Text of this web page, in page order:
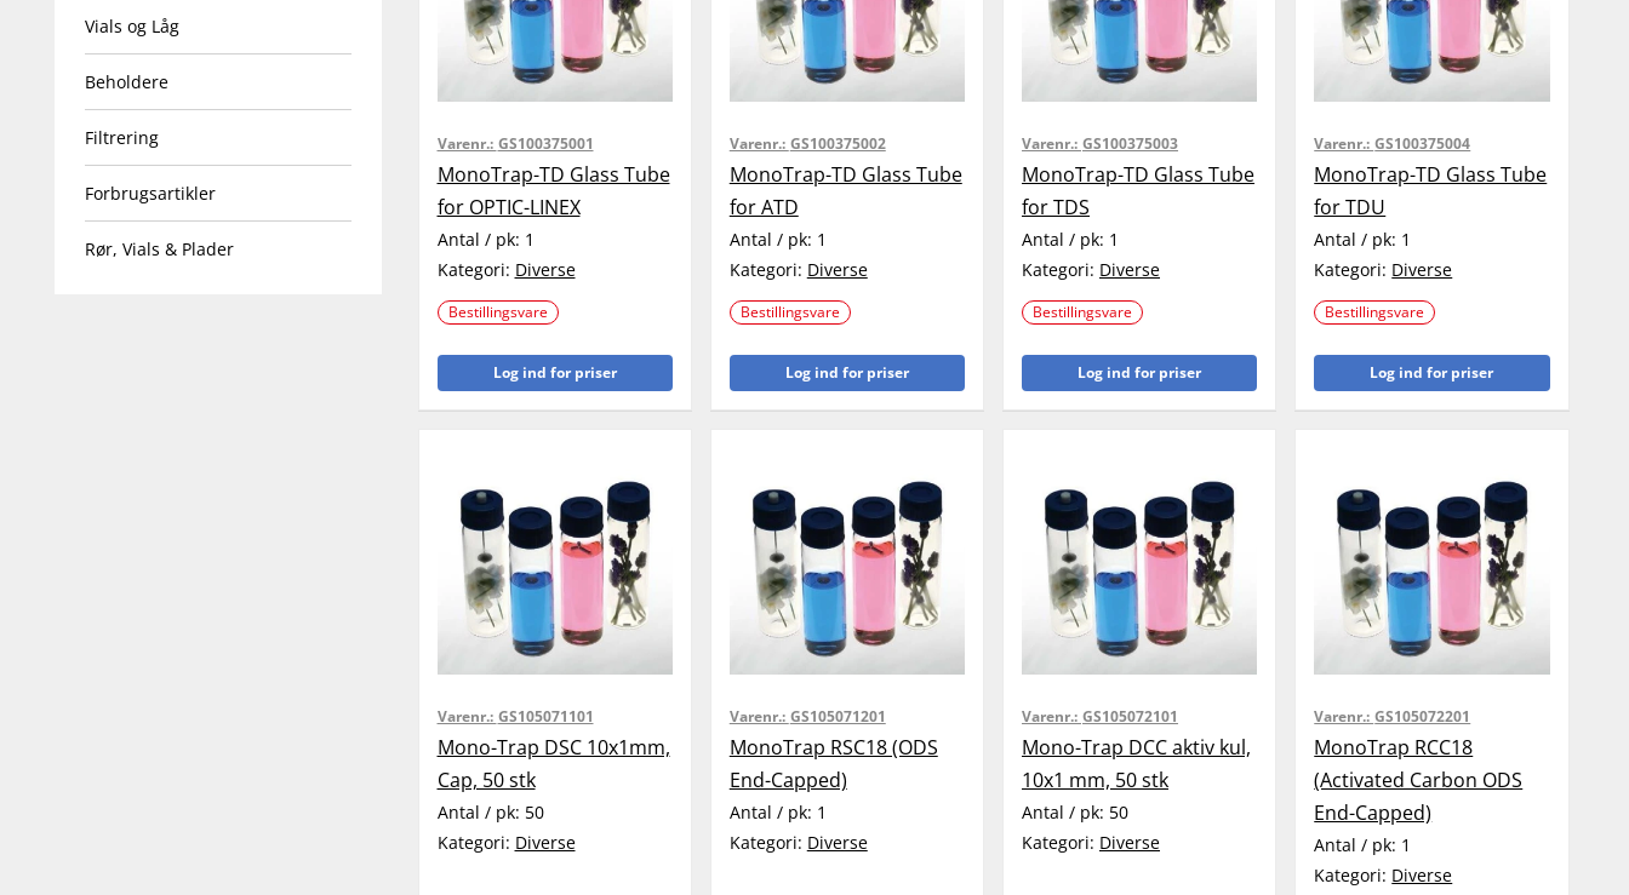
Vials og Låg
Beholdere
Filtrering
Forbrugsartikler
Rør, Vials & Plader
Varenr.: GS100375001
MonoTrap-TD Glass Tube
for OPTIC-LINEX
Antal / pk: 1
Kategori: Diverse
Bestillingsvare
Log ind for priser
Varenr.: GS100375002
MonoTrap-TD Glass Tube
for ATD
Antal / pk: 1
Kategori: Diverse
Bestillingsvare
Log ind for priser
Varenr.: GS100375003
MonoTrap-TD Glass Tube
for TDS
Antal / pk: 1
Kategori: Diverse
Bestillingsvare
Log ind for priser
Varenr.: GS100375004
MonoTrap-TD Glass Tube
for TDU
Antal / pk: 1
Kategori: Diverse
Bestillingsvare
Log ind for priser
Varenr.: GS105071101
Mono-Trap DSC 10x1mm,
Cap, 50 stk
Antal / pk: 50
Kategori: Diverse
Varenr.: GS105071201
MonoTrap RSC18 (ODS
End-Capped)
Antal / pk: 1
Kategori: Diverse
Varenr.: GS105072101
Mono-Trap DCC aktiv kul,
10x1 mm, 50 stk
Antal / pk: 50
Kategori: Diverse
Varenr.: GS105072201
MonoTrap RCC18
(Activated Carbon ODS
End-Capped)
Antal / pk: 1
Kategori: Diverse